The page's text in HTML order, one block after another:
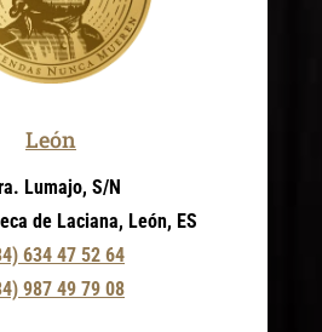
León
Lumajo, S/N
de Laciana, León, ES
634 47 52 64
987 49 79 08